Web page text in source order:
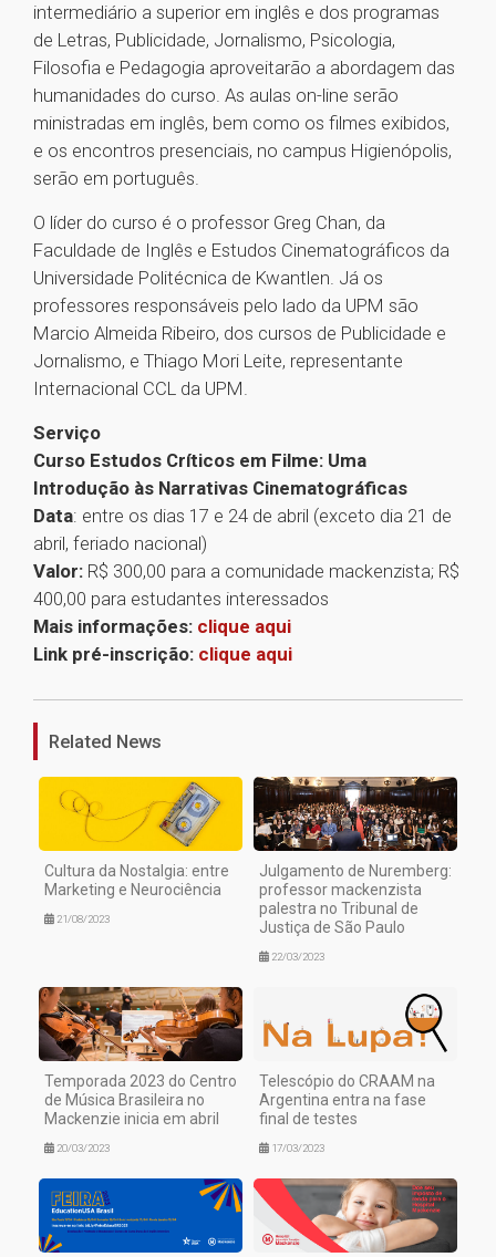
intermediário a superior em inglês e dos programas
de Letras, Publicidade, Jornalismo, Psicologia,
Filosofia e Pedagogia aproveitarão a abordagem das
humanidades do curso. As aulas on-line serão
ministradas em inglês, bem como os filmes exibidos,
e os encontros presenciais, no campus Higienópolis,
serão em português.
O líder do curso é o professor Greg Chan, da
Faculdade de Inglês e Estudos Cinematográficos da
Universidade Politécnica de Kwantlen. Já os
professores responsáveis pelo lado da UPM são
Marcio Almeida Ribeiro, dos cursos de Publicidade e
Jornalismo, e Thiago Mori Leite, representante
Internacional CCL da UPM.
Serviço
Curso Estudos Críticos em Filme: Uma
Introdução às Narrativas Cinematográficas
Data: entre os dias 17 e 24 de abril (exceto dia 21 de
abril, feriado nacional)
Valor: R$ 300,00 para a comunidade mackenzista; R$
400,00 para estudantes interessados
Mais informações: clique aqui
Link pré-inscrição: clique aqui
1
Related News
Cultura da Nostalgia: entre
Marketing e Neurociência
21/08/2023
Julgamento de Nuremberg:
professor mackenzista
palestra no Tribunal de
Justiça de São Paulo
22/03/2023
Temporada 2023 do Centro
de Música Brasileira no
Mackenzie inicia em abril
20/03/2023
Telescópio do CRAAM na
Argentina entra na fase
final de testes
17/03/2023